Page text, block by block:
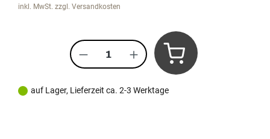
inkl. MwSt. zzgl. Versandkosten
Produkt Anzahl: Gib den
auf Lager, Lieferzeit ca. 2-3 Werktage